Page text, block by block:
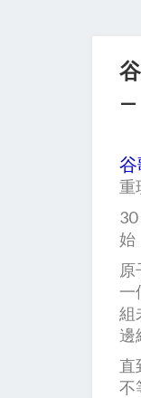
—
重
始
原
一
組
邊
直
不